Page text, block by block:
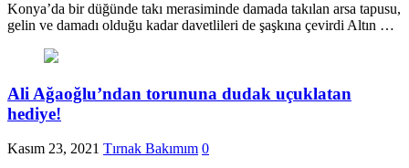
Konya’da bir düğünde takı merasiminde damada takılan arsa tapusu,
gelin ve damadı olduğu kadar davetlileri de şaşkına çevirdi Altın …
Ali Ağaoğlu’ndan torununa dudak uçuklatan
hediye!
Kasım 23, 2021 Tırnak Bakımım 0